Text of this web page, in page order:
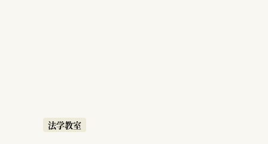
法学教室